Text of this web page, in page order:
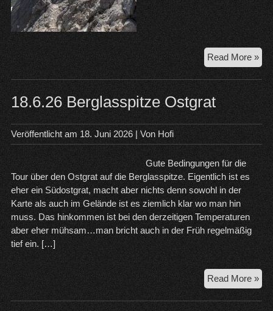
Read More »
–
18.6.26 Berglasspitze Ostgrat
Veröffentlicht am 18. Juni 2026| Von Hofi
Gute Bedingungen für die
Tour über den Ostgrat auf die Berglasspitze. Eigentlich ist es
eher ein Südostgrat, macht aber nichts denn sowohl in der
Karte als auch im Gelände ist es ziemlich klar wo man hin
muss. Das hinkommen ist bei den derzeitigen Temperaturen
aber eher mühsam…man bricht auch in der Früh regelmäßig
tief ein. […]
Read More »